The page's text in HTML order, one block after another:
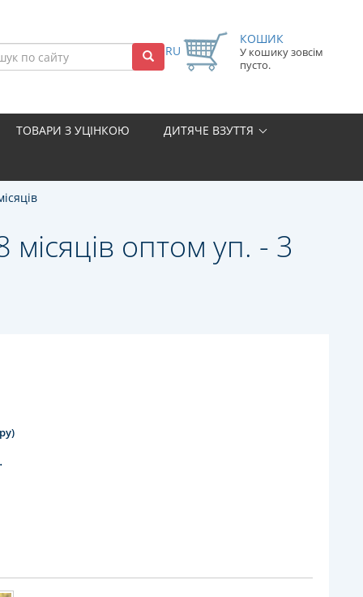
RU
КОШИК
У кошику зовсім
пусто.
ТОВАРИ З УЦІНКОЮ ДИТЯЧЕ ВЗУТТЯ
оптом уп. - 3